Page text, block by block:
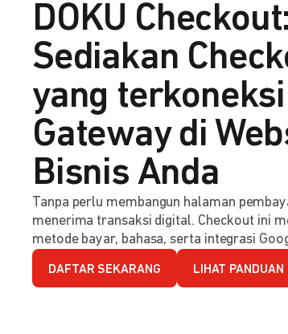
DOKU
Sediakan
yang
Gateway di
Bisnis Anda
Tanpa perlu membangun halaman
menerima transaksi digital. Checkout ini
metode bayar, bahasa, serta integrasi
DAFTAR SEKARANG LIHAT PANDUAN